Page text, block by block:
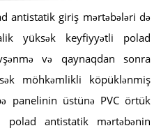
antistatik giriş mərtəbələri də
yüksək keyfiyyətli polad
və qaynaqdan sonra
möhkəmlikli köpüklənmiş
panelinin üstünə PVC örtük
polad antistatik mərtəbənin